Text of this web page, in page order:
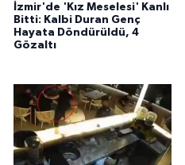
İzmir'de 'Kız Meselesi' Kanlı
Bitti: Kalbi Duran Genç
Hayata Döndürüldü, 4
Gözaltı